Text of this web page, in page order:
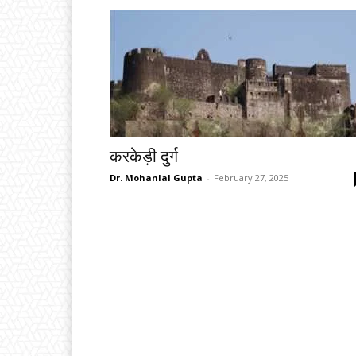
करकेड़ी दुर्ग
Dr. Mohanlal Gupta - February 27, 2025